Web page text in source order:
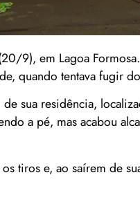
9), em Lagoa
quando tentava fugir
sua residência,
a pé, mas acabou
tiros e, ao saírem de